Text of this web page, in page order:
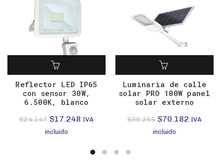
Reflector LED IP65
con sensor 30W,
6.500K, blanco
$24.147 El
precio
$17.248 El
es:
IVA
incluido
Luminaria de calle
solar PRO 100W panel
solar externo
$98.255 El
precio
$70.182 El
IVA
incluido